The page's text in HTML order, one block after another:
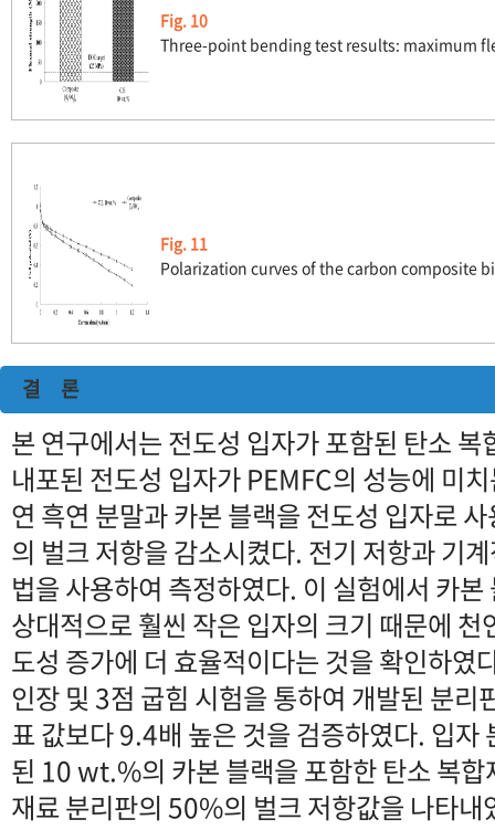
Fig. 10
Three-point bending test results: maximum
Fig. 11
Polarization curves of the carbon composite
결 론
본 연구에서는 전도성 입자가 포함된 탄소
내포된 전도성 입자가 PEMFC의 성능에 미
연 흑연 분말과 카본 블랙을 전도성 입자로
의 벌크 저항을 감소시켰다. 전기 저항과 기
법을 사용하여 측정하였다. 이 실험에서 카
상대적으로 훨씬 작은 입자의 크기 때문에
도성 증가에 더 효율적이다는 것을 확인하였
인장 및 3점 굽힘 시험을 통하여 개발된 분리
표 값보다 9.4배 높은 것을 검증하였다. 입자
된 10 wt.%의 카본 블랙을 포함한 탄소 복합
재료 분리판의 50%의 벌크 저항값을 나타